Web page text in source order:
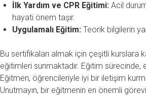
İlk Yardım ve CPR Eğitimi:Acil
hayati önem taşır.
Uygulamalı Eğitim:Teorik bilgilerin
Bu sertifikaları almak için çeşitli kurslara
eğitimleri sunmaktadır. Eğitim
Eğitmen, öğrencileriyle iyi bir iletişim
Unutmayın, bir eğitmenin en önemli